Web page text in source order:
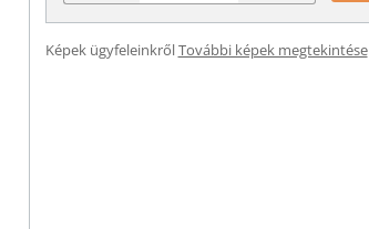
Képek ügyfeleinkrőlTovábbi képek megtekintése